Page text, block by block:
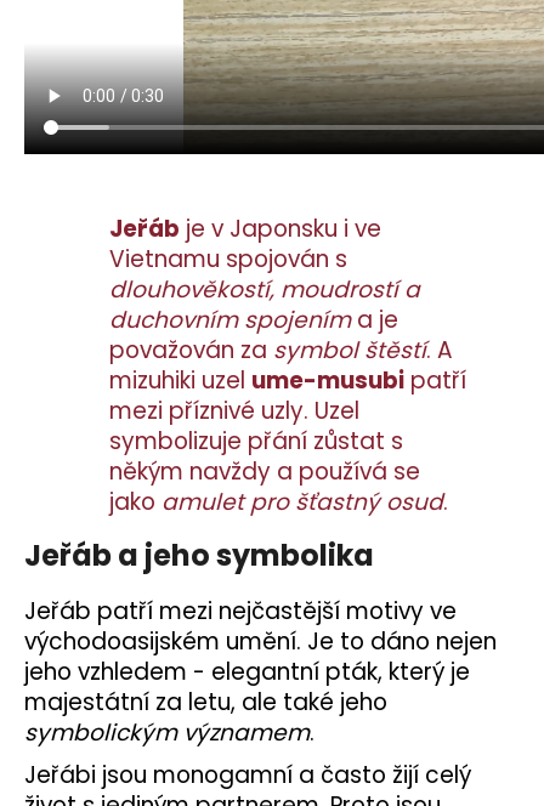
Jeřáb je v Japonsku i ve
Vietnamu spojován s
dlouhověkostí, moudrostí a
duchovním spojeníma je
považován za symbol štěstí. A
mizuhiki uzel ume-musubi patří
mezi příznivé uzly. Uzel
symbolizuje přání zůstat s
někým navždy a používá se
jako amulet pro šťastný osud.
Jeřáb a jeho symbolika
Jeřáb patří mezi nejčastější motivy ve
východoasijském umění. Je to dáno nejen
jeho vzhledem - elegantní pták, který je
majestátní za letu, ale také jeho
symbolickým významem.
Jeřábi jsou monogamní a často žijí celý
j
e
m
e